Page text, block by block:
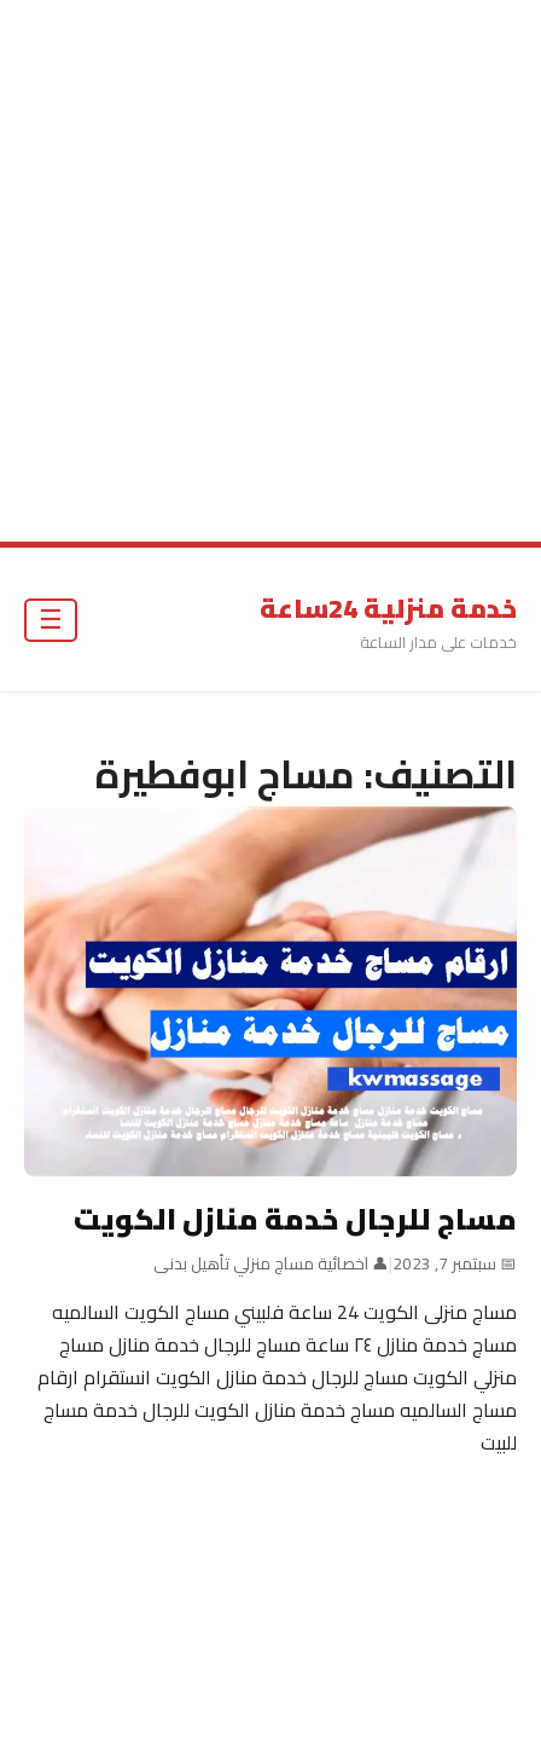
خدمة منزلية 24ساعة
خدمات على مدار الساعة
☰
التصنيف:مساج ابوفطيرة
مساج للرجال خدمة منازل الكويت
📅 سبتمبر 7, 2023 |👤 اخصائية مساج منزلي تأهيل بدنى
مساج منزلى الكويت 24 ساعة فلبيني مساج الكويت السالميه
مساج خدمة منازل ٢٤ ساعة مساج للرجال خدمة منازل مساج
منزلي الكويت مساج للرجال خدمة منازل الكويت انستقرام ارقام
مساج السالميه مساج خدمة منازل الكويت للرجال خدمة مساج
للبيت